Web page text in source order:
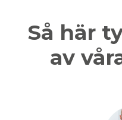
Så här
av